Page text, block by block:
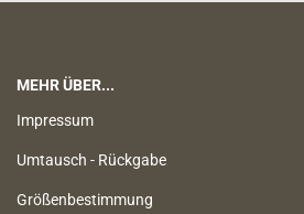
MEHR ÜBER...
Impressum
Umtausch - Rückgabe
Größenbestimmung